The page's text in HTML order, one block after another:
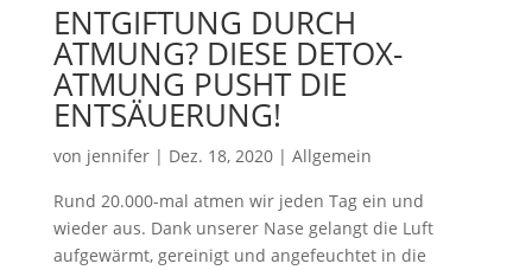
ENTGIFTUNG DURCH
ATMUNG? DIESE DETOX-
ATMUNG PUSHT DIE
ENTSÄUERUNG!
von jennifer| Dez. 18, 2020| Allgemein
Rund 20.000-mal atmen wir jeden Tag ein und
wieder aus. Dank unserer Nase gelangt die Luft
aufgewärmt, gereinigt und angefeuchtet in die